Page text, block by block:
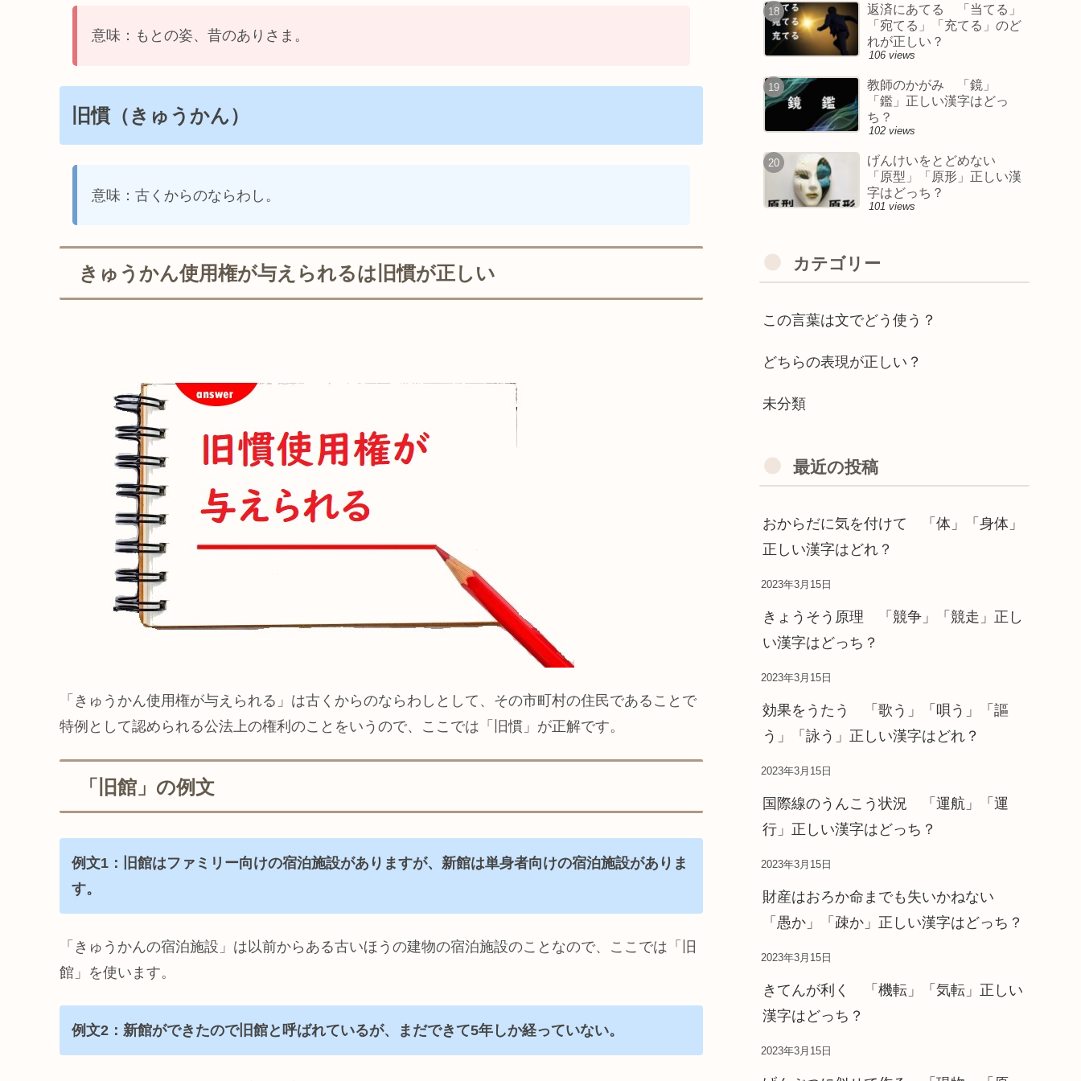
意味：もとの姿、昔のありさま。
旧慣（きゅうかん）
意味：古くからのならわし。
きゅうかん使用権が与えられるは旧慣が正しい
「きゅうかん使用権が与えられる」は古くからのならわしとして、その市町村の住民であることで
特例として認められる公法上の権利のことをいうので、ここでは「旧慣」が正解です。
「旧館」の例文
例文1：旧館はファミリー向けの宿泊施設がありますが、新館は単身者向けの宿泊施設がありま
す。
「きゅうかんの宿泊施設」は以前からある古いほうの建物の宿泊施設のことなので、ここでは「旧
館」を使います。
例文2：新館ができたので旧館と呼ばれているが、まだできて5年しか経っていない。
返済にあてる 「当てる」
「宛てる」「充てる」のど
れが正しい？
106 views
教師のかがみ 「鏡」
「鑑」正しい漢字はどっ
ち？
102 views
げんけいをとどめない
「原型」「原形」正しい漢
字はどっち？
101 views
カテゴリー
この言葉は文でどう使う？
どちらの表現が正しい？
未分類
最近の投稿
おからだに気を付けて 「体」「身体」
正しい漢字はどれ？
2023年3月15日
きょうそう原理 「競争」「競走」正し
い漢字はどっち？
2023年3月15日
効果をうたう 「歌う」「唄う」「謳
う」「詠う」正しい漢字はどれ？
2023年3月15日
国際線のうんこう状況 「運航」「運
行」正しい漢字はどっち？
2023年3月15日
財産はおろか命までも失いかねない
「愚か」「疎か」正しい漢字はどっち？
2023年3月15日
きてんが利く 「機転」「気転」正しい
漢字はどっち？
2023年3月15日